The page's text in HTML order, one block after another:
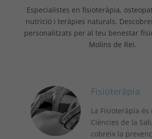
Especialistes en fisioteràpia,
nutrició i teràpies naturals.
personalitzats per al teu benestar
Molins de Rei.
Fisioteràpia
La Fisioteràpia és
Ciències de la
cobreix la